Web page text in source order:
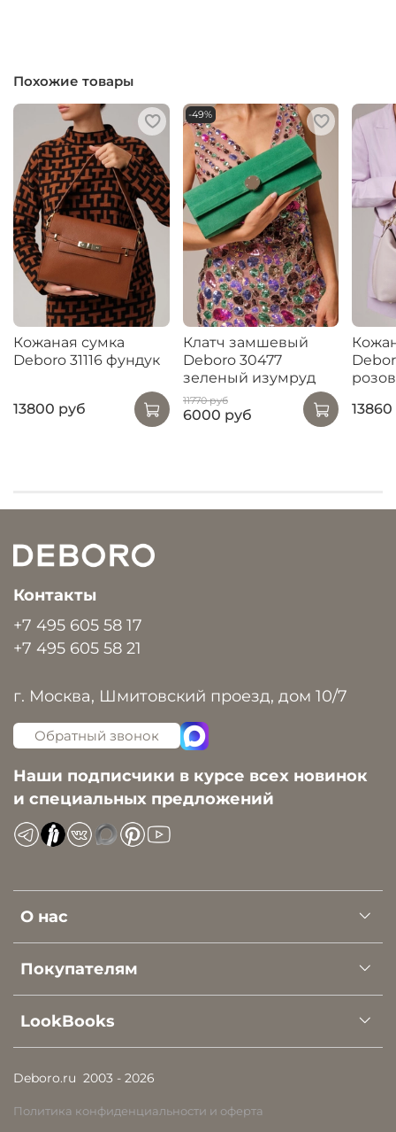
Похожие товары
Кожаная сумка
Deboro 31116 фундук
13800 руб
-49%
Клатч замшевый
Deboro 30477
зеленый изумруд
11770 руб
6000 руб
О нас
Покупателям
LookBooks
Контакты
+7 495 605 58 17
+7 495 605 58 21
г. Москва, Шмитовский проезд, дом 10/7
Обратный звонок
Наши подписчики в курсе всех новинок
и специальных предложений
Deboro.ru 2003 - 2026
Политика конфиденциальности и оферта